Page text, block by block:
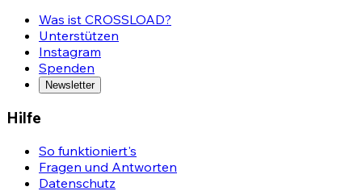
Was ist CROSSLOAD?
Unterstützen
Instagram
Spenden
Newsletter
Hilfe
So funktioniert's
Fragen und Antworten
Datenschutz